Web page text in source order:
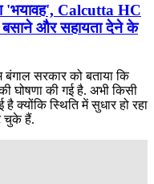
'भयावह', Calcutta HC
बसाने और सहायता देने के
बंगाल सरकार को बताया कि
घोषणा की गई है. अभी किसी
क्योंकि स्थिति में सुधार हो रहा
चुके हैं.